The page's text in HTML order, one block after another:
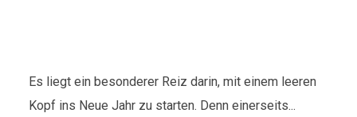
Es liegt ein besonderer Reiz darin, mit einem leeren
Kopf ins Neue Jahr zu starten. Denn einerseits...